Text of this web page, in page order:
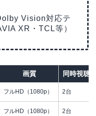
Vision対応テ
XR・TCL等）
画質 同時視聴
フルHD（1080p） 2台
フルHD（1080p） 2台